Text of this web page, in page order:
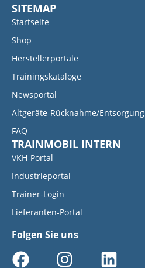
SITEMAP
Startseite
Shop
Herstellerportale
Trainingskataloge
Newsportal
Altgeräte-Rücknahme/Entsorgung
FAQ
TRAINMOBIL INTERN
VKH-Portal
Industrieportal
Trainer-Login
Lieferanten-Portal
Folgen Sie uns